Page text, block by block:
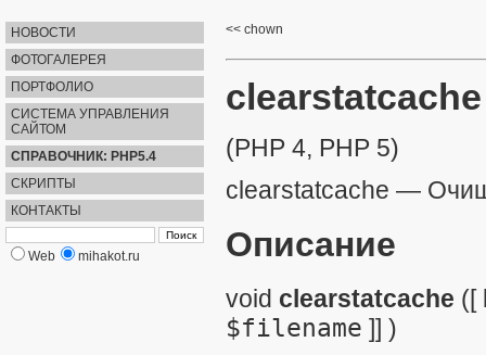
НОВОСТИ
ФОТОГАЛЕРЕЯ
ПОРТФОЛИО
СИСТЕМА УПРАВЛЕНИЯ
САЙТОМ
СПРАВОЧНИК: PHP5.4
СКРИПТЫ
КОНТАКТЫ
Web mihakot.ru
chown
clearstatcache
(PHP 4, PHP 5)
clearstatcache —
Описание
void clearstatcache ([
$filename ]] )